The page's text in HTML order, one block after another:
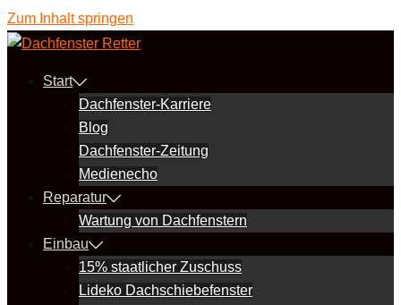
Zum Inhalt springen
Start
Dachfenster-Karriere
Blog
Dachfenster-Zeitung
Medienecho
Reparatur
Wartung von Dachfenstern
Einbau
15% staatlicher Zuschuss
Lideko Dachschiebefenster